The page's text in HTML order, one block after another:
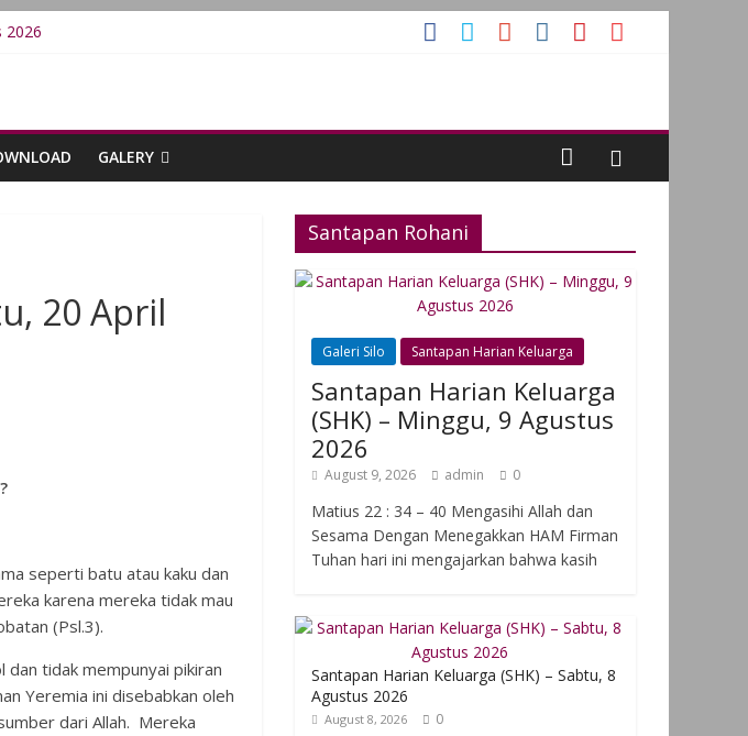
2026
GALERY
20 April
seperti batu atau kaku dan
karena mereka tidak mau
(Psl.3).
tidak mempunyai pikiran
Yeremia ini disebabkan oleh
dari Allah. Mereka
Santapan Rohani
Galeri Silo Santapan Harian Keluarga
Santapan Harian Keluarga
(SHK) – Minggu, 9 Agustus
2026
August 9, 2026 admin 0
Matius 22 : 34 – 40 Mengasihi Allah dan
Sesama Dengan Menegakkan HAM Firman
Tuhan hari ini mengajarkan bahwa kasih
Santapan Harian Keluarga (SHK) – Sabtu, 8
Agustus 2026
August 8, 2026 0